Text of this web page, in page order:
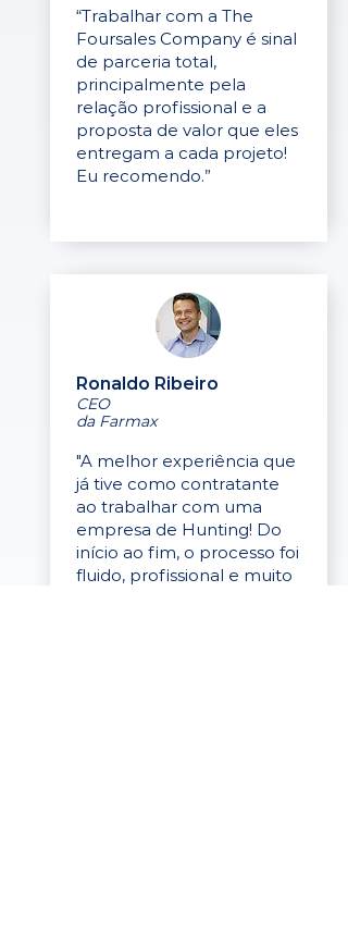
“Trabalhar com a The
Foursales Company é sinal
de parceria total,
principalmente pela
relação profissional e a
proposta de valor que eles
entregam a cada projeto!
Eu recomendo.”
Ronaldo Ribeiro
CEO
da Farmax
"A melhor experiência que
já tive como contratante
ao trabalhar com uma
empresa de Hunting! Do
início ao fim, o processo foi
fluido, profissional e muito